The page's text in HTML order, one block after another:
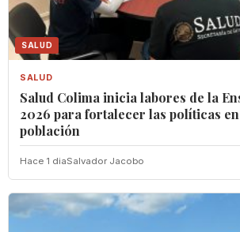
SALUD
SALUD
Salud Colima inicia labores de la
2026 para fortalecer las políticas
población
Hace 1 diaSalvador Jacobo